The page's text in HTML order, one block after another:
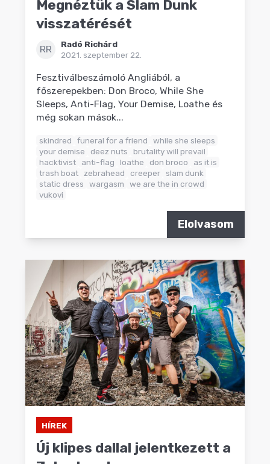
Megnéztük a Slam Dunk
visszatérését
RR
Radó Richárd
2021. szeptember 22.
Fesztiválbeszámoló Angliából, a
főszerepekben: Don Broco, While She
Sleeps, Anti-Flag, Your Demise, Loathe és
még sokan mások...
skindred funeral for a friend
while she sleeps
your demise
deez nuts
brutality will prevail
hacktivist
anti-flag loathe don broco
as it is
trash boat zebrahead creeper slam dunk
static dress
wargasm
we are the in crowd
vukovi
Elolvasom
HÍREK
Új klipes dallal jelentkezett a